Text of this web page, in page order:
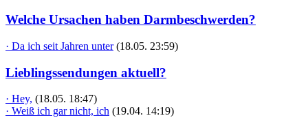
Welche Ursachen haben Darmbeschwerden?
· Da ich seit Jahren unter (18.05. 23:59)
Lieblingssendungen aktuell?
· Hey, (18.05. 18:47)
· Weiß ich gar nicht, ich (19.04. 14:19)